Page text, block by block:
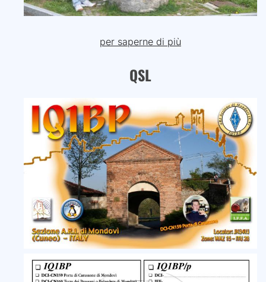
per saperne di più
QSL